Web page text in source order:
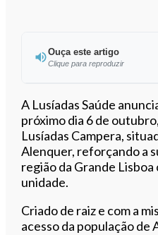
Ouça este artigo
Clique para reproduzir
Ouvir
A Lusíadas Saúde
próximo dia 6 de
Lusíadas Campera,
Alenquer, reforçando a
região da Grande Lisboa
unidade.
Criado de raiz e com a
acesso da população de